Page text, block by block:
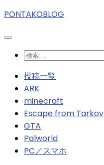
PONTAKOBLOG
検
投稿一覧
ARK
minecraft
Escape from Tarkov
GTA
Palworld
PC／スマホ